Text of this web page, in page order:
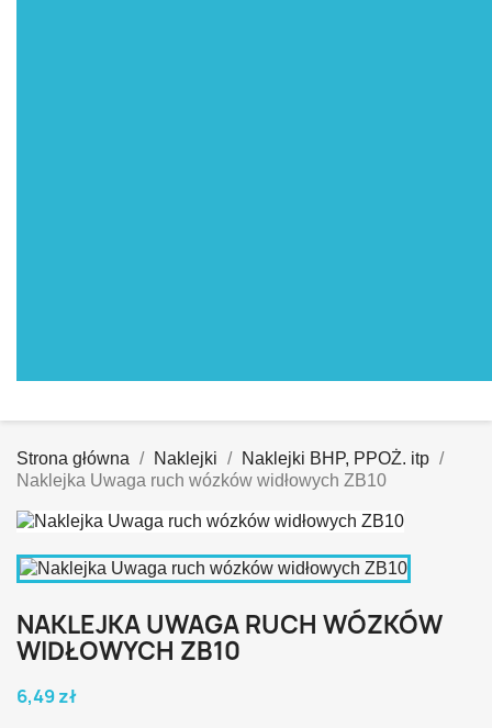
Strona główna Naklejki
Naklejki BHP, PPOŻ. itp
Naklejka Uwaga ruch wózków widłowych ZB10
NAKLEJKA UWAGA RUCH WÓZKÓW
WIDŁOWYCH ZB10
6,49 zł